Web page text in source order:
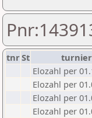
tnrSt turnier
Elozahl per
Elozahl per
Elozahl per
Elozahl per